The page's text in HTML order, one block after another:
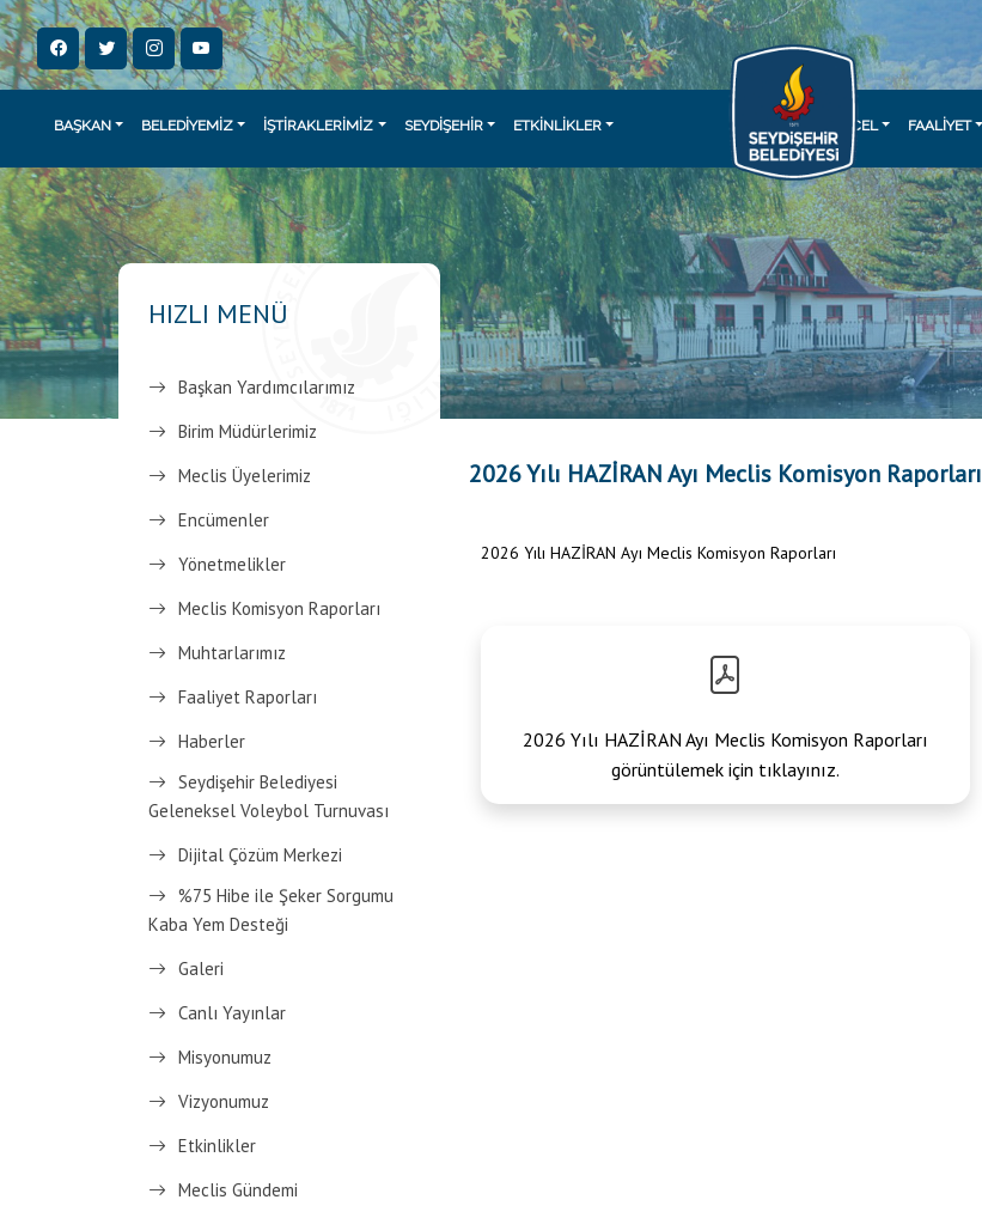
BAŞKAN BELEDİYEMİZ İŞTİRAKLERİMİZ SEYDİŞEHİR ETKINLIKLER GÜNCEL FAALİYET
HIZLI MENÜ
Başkan Yardımcılarımız
Birim Müdürlerimiz
Meclis Üyelerimiz
Encümenler
Yönetmelikler
Meclis Komisyon Raporları
Muhtarlarımız
Faaliyet Raporları
Haberler
Seydişehir Belediyesi
Geleneksel Voleybol Turnuvası
Dijital Çözüm Merkezi
%75 Hibe ile Şeker Sorgumu
Kaba Yem Desteği
Galeri
Canlı Yayınlar
Misyonumuz
Vizyonumuz
Etkinlikler
Meclis Gündemi
2026 Yılı HAZİRAN Ayı Meclis Komisyon Raporları
2026 Yılı HAZİRAN Ayı Meclis Komisyon Raporları
2026 Yılı HAZİRAN Ayı Meclis Komisyon Raporları
görüntülemek için tıklayınız.